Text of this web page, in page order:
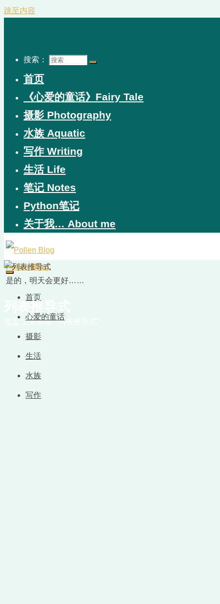
跳至内容
搜索：
首页
《心爱的童话》Fairy Tale
摄影 Photography
水族 Aquatic
写作 Writing
生活 Life
笔记 Notes
Python笔记
关于我… About me
Pollen Blog
是的，明天会更好……
首页
心爱的童话
摄影
生活
水族
写作
文章标签 "列表推导式"